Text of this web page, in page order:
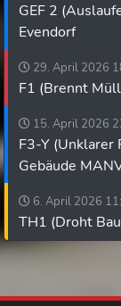
GEF 2
Evendorf
29. April 2026
F1 (Brennt
15. April 2026
F3-Y (Unklarer
Gebäude
6. April 2026
TH1 (Droht